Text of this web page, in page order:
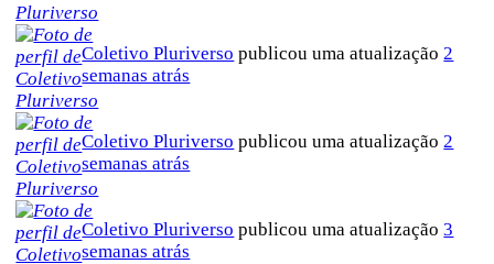
Coletivo Pluriverso publicou uma atualização2
semanas atrás
Coletivo Pluriverso publicou uma atualização2
semanas atrás
Coletivo Pluriverso publicou uma atualização3
semanas atrás